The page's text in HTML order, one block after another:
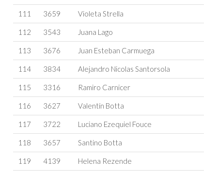
111 3659 Violeta Strella
112 3543 Juana Lago
113 3676 Juan Esteban Carmuega
114 3834 Alejandro Nicolas Santorsola
115 3316 Ramiro Carnicer
116 3627 Valentín Botta
117 3722 Luciano Ezequiel Fouce
118 3657 Santino Botta
119 4139 Helena Rezende